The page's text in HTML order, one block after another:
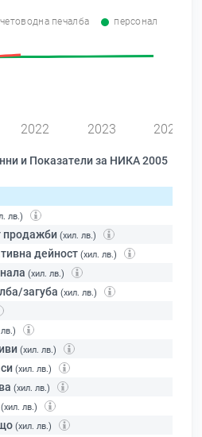
печалба персонал
2022 2023 2024
и Показатели за НИКА 2005
лв.)
продажби (хил. лв.)
дейност (хил. лв.)
(хил. лв.)
загуба (хил. лв.)
(хил. лв.)
(хил. лв.)
(хил. лв.)
(хил. лв.)
(хил. лв.)